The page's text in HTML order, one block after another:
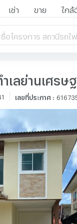
เช่า ขาย ใกล้
ชื่อโครงการ สถานีรถไ
เลย่านเศร
เลขที่ประกาศ: